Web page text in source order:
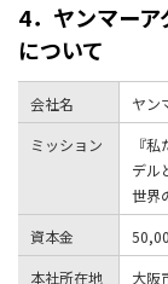
4．ヤンマー
について
会社名
ヤン
ミッション
『
デル
世界
資本金
本社所在地
大阪